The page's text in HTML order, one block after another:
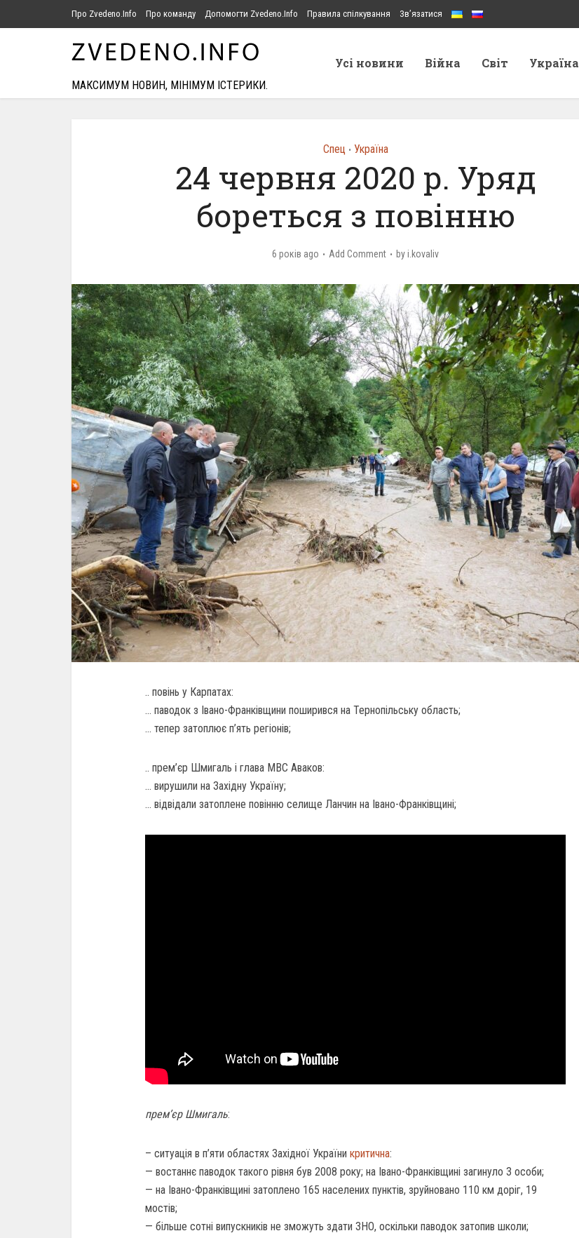
Про Zvedeno.Info Про команду Допомогти Zvedeno.Info Правила спілкування Зв’язатися
МАКСИМУМ НОВИН, МІНІМУМ ІСТЕРИКИ.
Усі новини Війна Світ Україна
Спец • Україна
24 червня 2020 р. Уряд
бореться з повінню
6 років ago Add Comment byi.kovaliv
.. повінь у Карпатах:
… паводок з Івано-Франківщини поширився на Тернопільську область;
… тепер затоплює п’ять регіонів;
.. прем’єр Шмигаль і глава МВС Аваков:
… вирушили на Західну Україну;
… відвідали затоплене повінню селище Ланчин на Івано-Франківщині;
прем’єр Шмигаль:
– ситуація в п’яти областях Західної України критична:
— востаннє паводок такого рівня був 2008 року; на Івано-Франківщині загинуло 3 особи;
— на Івано-Франківщині затоплено 165 населених пунктів, зруйновано 110 км доріг, 19
мостів;
— більше сотні випускників не зможуть здати ЗНО, оскільки паводок затопив школи;